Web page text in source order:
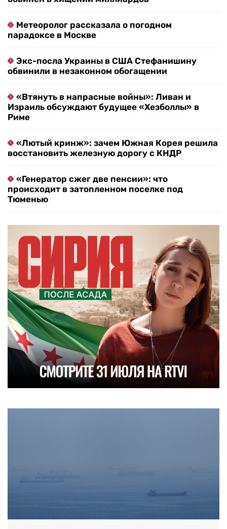
Метеоролог рассказала о погодном
парадоксе в Москве
Экс-посла Украины в США Стефанишину
обвинили в незаконном обогащении
«Втянуть в напрасные войны»: Ливан и
Израиль обсуждают будущее «Хезболлы» в
Риме
«Лютый кринж»: зачем Южная Корея решила
восстановить железную дорогу с КНДР
«Генератор сжег две пенсии»: что
происходит в затопленном поселке под
Тюменью